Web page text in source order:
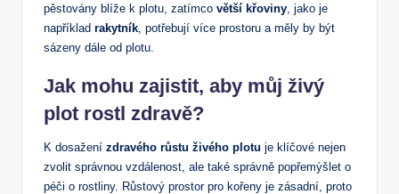
pěstovány blíže k plotu, zatímco větší křoviny , jako je
například rakytník , potřebují více prostoru a měly by být
sázeny dále od plotu.
Jak mohu zajistit, aby můj živý
plot rostl zdravě?
K dosažení zdravého růstu živého plotu je klíčové nejen
zvolit správnou vzdálenost, ale také správně popřemýšlet o
péči o rostliny. Růstový prostor pro kořeny je zásadní, proto